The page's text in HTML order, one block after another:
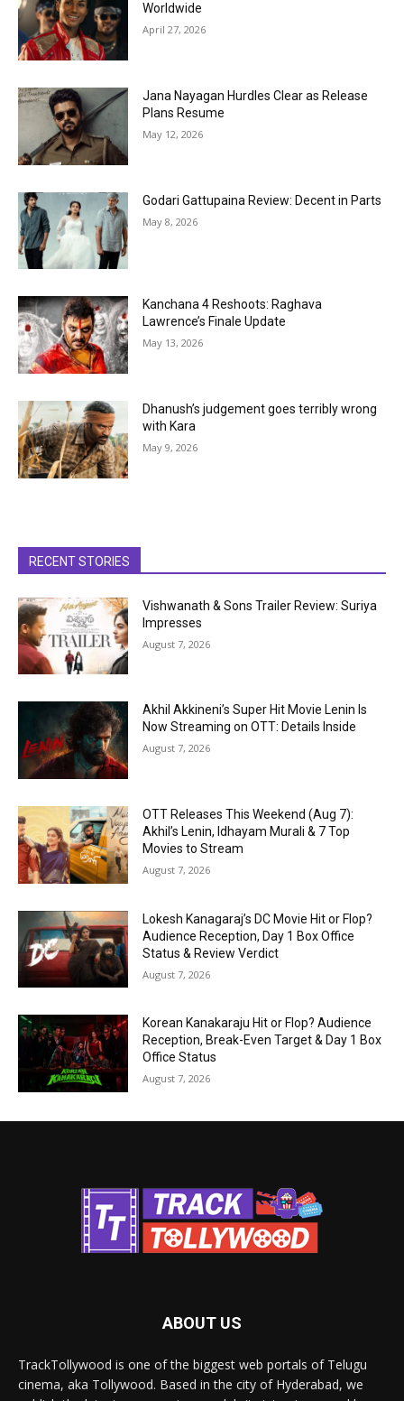
Worldwide
April 27, 2026
Jana Nayagan Hurdles Clear as Release
Plans Resume
May 12, 2026
Godari Gattupaina Review: Decent in Parts
May 8, 2026
Kanchana 4 Reshoots: Raghava
Lawrence’s Finale Update
May 13, 2026
Dhanush’s judgement goes terribly wrong
with Kara
May 9, 2026
RECENT STORIES
Vishwanath & Sons Trailer Review: Suriya
Impresses
August 7, 2026
Akhil Akkineni’s Super Hit Movie Lenin Is
Now Streaming on OTT: Details Inside
August 7, 2026
OTT Releases This Weekend (Aug 7):
Akhil’s Lenin, Idhayam Murali & 7 Top
Movies to Stream
August 7, 2026
Lokesh Kanagaraj’s DC Movie Hit or Flop?
Audience Reception, Day 1 Box Office
Status & Review Verdict
August 7, 2026
Korean Kanakaraju Hit or Flop? Audience
Reception, Break-Even Target & Day 1 Box
Office Status
August 7, 2026
ABOUT US
TrackTollywood is one of the biggest web portals of Telugu
cinema, aka Tollywood. Based in the city of Hyderabad, we